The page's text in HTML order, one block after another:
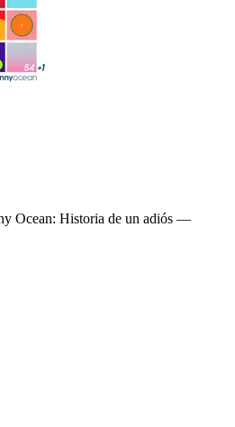
Ocean: Historia de un adiós —